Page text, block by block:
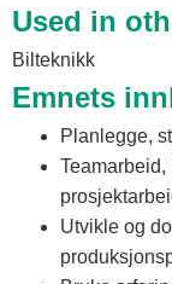
n
Used in
Bilteknikk
Emnets
Planlegge,
Utvikle og